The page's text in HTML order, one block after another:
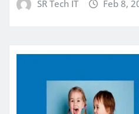
SR Tech IT Feb 8,